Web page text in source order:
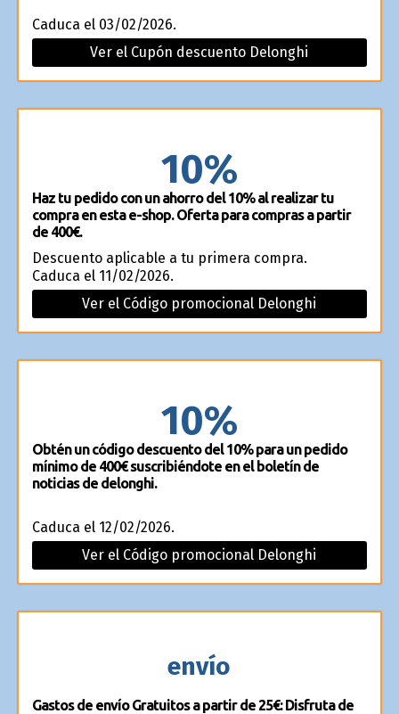
Caduca el 03/02/2026.
Ver el Cupón descuento Delonghi
10%
Haz tu pedido con un ahorro del 10% al realizar tu
compra en esta e-shop. Oferta para compras a partir
de 400€.
Descuento aplicable a tu primera compra.
Caduca el 11/02/2026.
Ver el Código promocional Delonghi
10%
Obtén un código descuento del 10% para un pedido
mínimo de 400€ suscribiéndote en el boletín de
noticias de delonghi.
Caduca el 12/02/2026.
Ver el Código promocional Delonghi
envío
Gastos de envío Gratuitos a partir de 25€: Disfruta de